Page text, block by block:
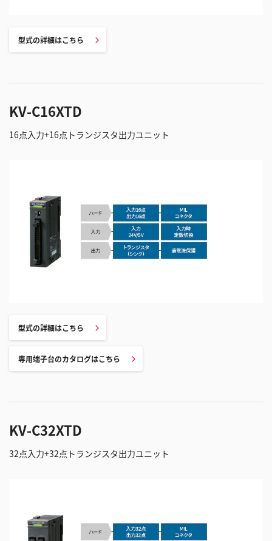
型式の詳細はこちら
KV-C16XTD
16点入力+16点トランジスタ出力ユニット
型式の詳細はこちら
専用端子台のカタログはこちら
KV-C32XTD
32点入力+32点トランジスタ出力ユニット